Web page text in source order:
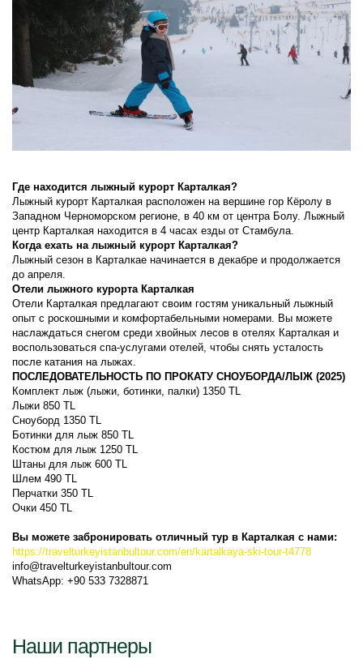
Где находится лыжный курорт Карталкая?
Лыжный курорт Карталкая расположен на вершине гор Кёролу в
Западном Черноморском регионе, в 40 км от центра Болу. Лыжный
центр Карталкая находится в 4 часах езды от Стамбула.
Когда ехать на лыжный курорт Карталкая?
Лыжный сезон в Карталкае начинается в декабре и продолжается
до апреля.
Отели лыжного курорта Карталкая
Отели Карталкая предлагают своим гостям уникальный лыжный
опыт с роскошными и комфортабельными номерами. Вы можете
наслаждаться снегом среди хвойных лесов в отелях Карталкая и
воспользоваться спа-услугами отелей, чтобы снять усталость
после катания на лыжах.
ПОСЛЕДОВАТЕЛЬНОСТЬ ПО ПРОКАТУ СНОУБОРДА/ЛЫЖ (2025)
Комплект лыж (лыжи, ботинки, палки) 1350 TL
Лыжи 850 TL
Сноуборд 1350 TL
Ботинки для лыж 850 TL
Костюм для лыж 1250 TL
Штаны для лыж 600 TL
Шлем 490 TL
Перчатки 350 TL
Очки 450 TL
Вы можете забронировать отличный тур в Карталкая с нами:
https://travelturkeyistanbultour.com/en/kartalkaya-ski-tour-t4778
info@travelturkeyistanbultour.com
WhatsApp: +90 533 7328871
Наши партнеры